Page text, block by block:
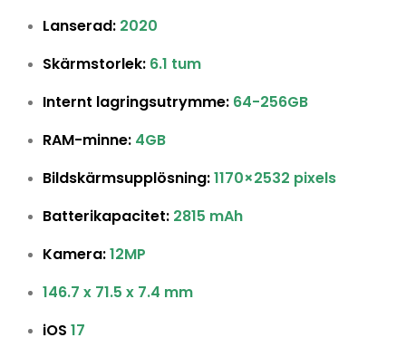
Lanserad: 2020
Skärmstorlek: 6.1 tum
Internt lagringsutrymme: 64-256GB
RAM-minne: 4GB
Bildskärmsupplösning:1170×2532 pixels
Batterikapacitet: 2815 mAh
Kamera:12MP
146.7 x 71.5 x 7.4 mm
iOS 17